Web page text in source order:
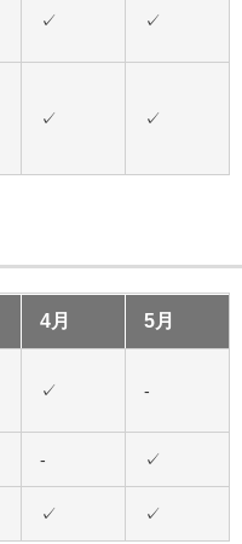
✓ ✓
✓ ✓
4月 5月
✓ -
- ✓
✓ ✓